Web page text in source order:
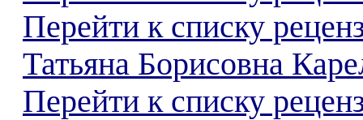
Перейти к списку
Татьяна Борисовна
Перейти к списку